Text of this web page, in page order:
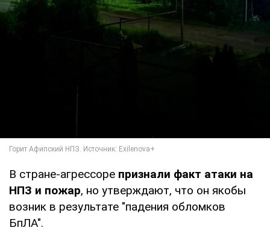
В стране-агрессоре признали факт атаки на
НПЗ и пожар, но утверждают, что он якобы
возник в результате "падения обломков
БпЛА".